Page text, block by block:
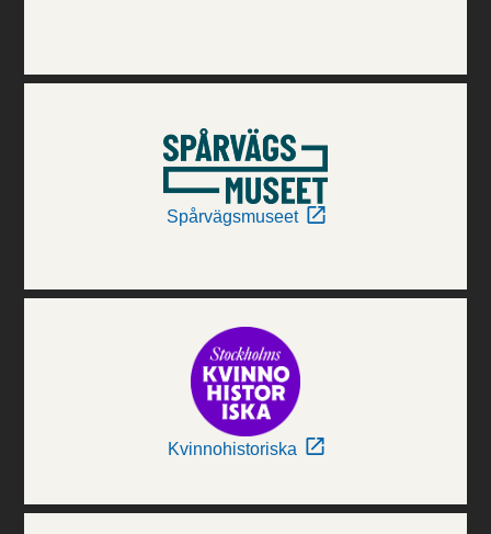
Spårvägsmuseet
Kvinnohistoriska